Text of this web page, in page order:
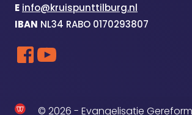
E info@kruispunttilburg.nl
IBAN NL34 RABO 0170293807
© 2026 - Evangelisatie